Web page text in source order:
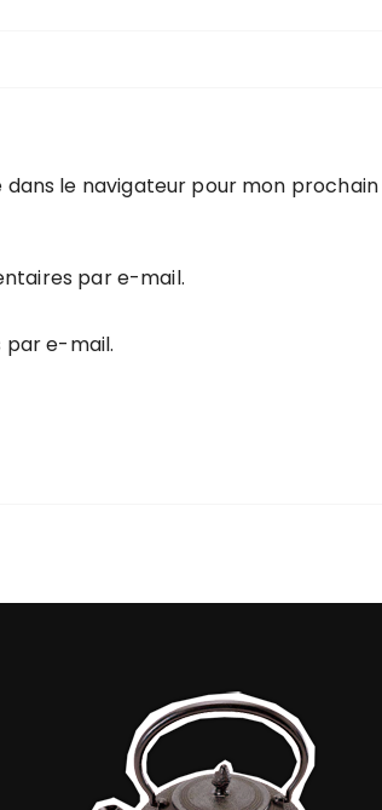
le navigateur pour mon prochain
par e-mail.
par e-mail.